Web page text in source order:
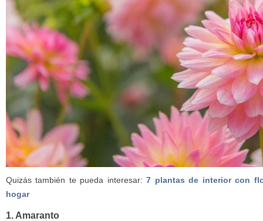
Quizás también te pueda interesar:7 plantas de interior con
hogar
1. Amaranto